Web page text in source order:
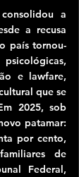
a
a recusa
país tornou-
e lawfare,
que se
2025, sob
patamar:
por cento,
de
Federal,